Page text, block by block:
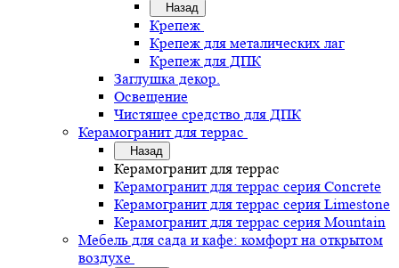
Назад
Крепеж
Крепеж для металических лаг
Крепеж для ДПК
Заглушка декор.
Освещение
Чистящее средство для ДПК
Керамогранит для террас
Назад
Керамогранит для террас
Керамогранит для террас серия Concrete
Керамогранит для террас серия Limestone
Керамогранит для террас серия Mountain
Мебель для сада и кафе: комфорт на открытом
воздухе